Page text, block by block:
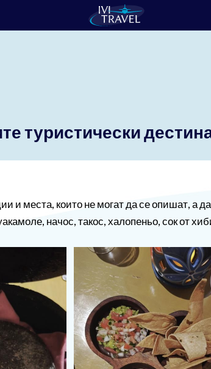
Лиценз
Общи условия
Контакти
туристически
и места, които не могат да се опишат, а да
начос, такос, халопеньо, сок от